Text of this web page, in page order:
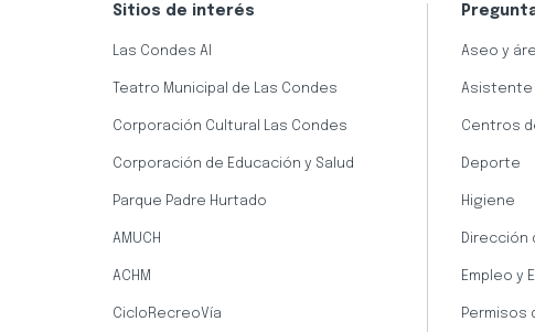
Sitios de interés
Las Condes AI
Teatro Municipal de Las Condes
Corporación Cultural Las Condes
Corporación de Educación y Salud
Parque Padre Hurtado
AMUCH
ACHM
CicloRecreoVía
Aseo y
Asistente
Centros
Deporte
Higiene
Dirección
Empleo y
Permisos